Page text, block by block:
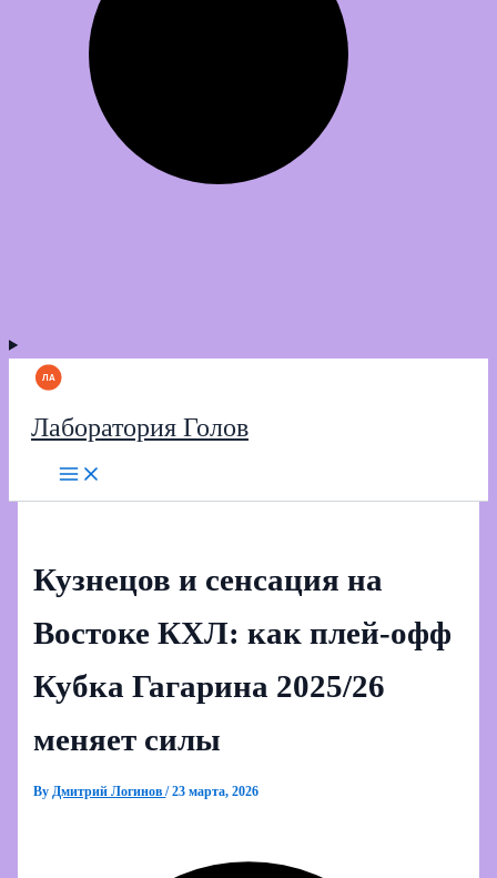
Лаборатория Голов
Кузнецов и сенсация на
Востоке КХЛ: как плей-офф
Кубка Гагарина 2025/26
меняет силы
ByДмитрий Логинов/23 марта, 2026